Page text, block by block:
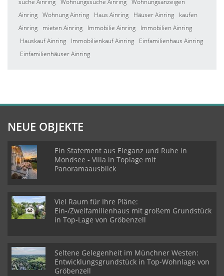
suche Ainring Wohnungssuche Ainring Wohnungsanzeigen
Ainring Wohnung Ainring Haus Ainring Häuser Ainring
kaufen
Ainring
mieten Ainring Immobilie Ainring
Immobilien Ainring
Hauskauf Ainring
Immobilienkauf Ainring
Einfamilienhaus Ainring
Einfamilienhäuser Ainring
NEUE OBJEKTE
Ein Statement aus Eleganz und Ruhe in
Mondsee - Villa in Toplage mit
Panoramaausblick
Viel Raum für Ihre Pläne:
Ein-/Zweifamilienhaus mit großem Grundstück
in Top-Lage von Gröbenzell
Seltene Gelegenheit im Münchner Westen:
Entwicklungsgrundstück in Top-Wohnlage von
Gröbenzell